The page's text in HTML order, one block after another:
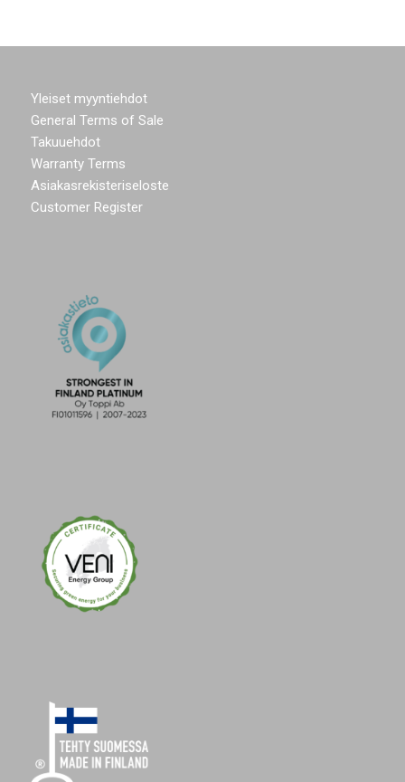
Yleiset myyntiehdot
General Terms of Sale
Takuuehdot
Warranty Terms
Asiakasrekisteriseloste
Customer Register